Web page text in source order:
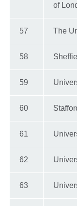
of
57 The
58
59
60
61
62
63